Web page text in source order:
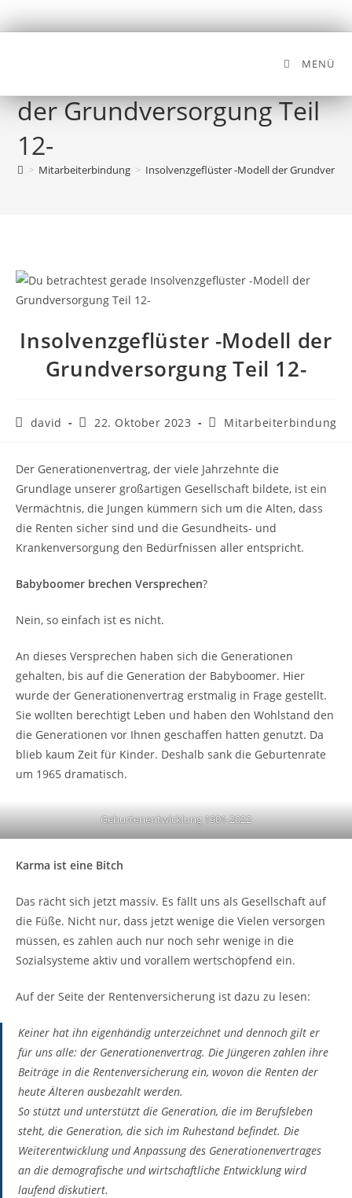
MENÜ
Insolvenzgeflüster -Modell
der Grundversorgung Teil
12-
> Mitarbeiterbindung > Insolvenzgeflüster -Modell der
Insolvenzgeflüster -Modell der
Grundversorgung Teil 12-
david 22. Oktober 2023 Mitarbeiterbindung
Der Generationenvertrag, der viele Jahrzehnte die
Grundlage unserer großartigen Gesellschaft bildete, ist ein
Vermächtnis, die Jungen kümmern sich um die Alten, dass
die Renten sicher sind und die Gesundheits- und
Krankenversorgung den Bedürfnissen aller entspricht.
Babyboomer brechen Versprechen?
Nein, so einfach ist es nicht.
An dieses Versprechen haben sich die Generationen
gehalten, bis auf die Generation der Babyboomer. Hier
wurde der Generationenvertrag erstmalig in Frage gestellt.
Sie wollten berechtigt Leben und haben den Wohlstand den
die Generationen vor Ihnen geschaffen hatten genutzt. Da
blieb kaum Zeit für Kinder. Deshalb sank die Geburtenrate
um 1965 dramatisch.
Geburtenentwicklung 1901-2022
Karma ist eine Bitch
Das rächt sich jetzt massiv. Es fällt uns als Gesellschaft auf
die Füße. Nicht nur, dass jetzt wenige die Vielen versorgen
müssen, es zahlen auch nur noch sehr wenige in die
Sozialsysteme aktiv und vorallem wertschöpfend ein.
Auf der Seite der Rentenversicherung ist dazu zu lesen:
Keiner hat ihn eigenhändig unterzeichnet und dennoch gilt er
für uns alle: der Generationenvertrag. Die Jüngeren zahlen ihre
Beiträge in die Rentenversicherung ein, wovon die Renten der
heute Älteren ausbezahlt werden.
So stützt und unterstützt die Generation, die im Berufsleben
steht, die Generation, die sich im Ruhestand befindet. Die
Weiterentwicklung und Anpassung des Generationenvertrages
an die demografische und wirtschaftliche Entwicklung wird
laufend diskutiert.